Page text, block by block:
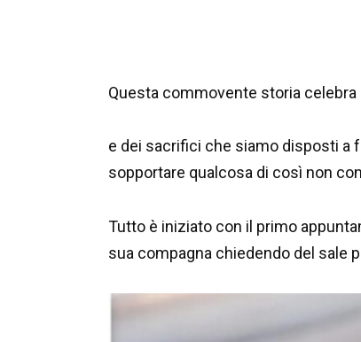
Questa commovente storia
e dei sacrifici che siamo disposti a
sopportare qualcosa di così non
Tutto è iniziato con il primo
sua compagna chiedendo del sale